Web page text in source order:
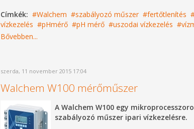
Címkék: Walchem szabályozó műszer fertőtlenítés
vízkezelés
pHmérő pH mérő uszodai vízkezelés
Bővebben...
szerda, 11 november 2015 17:04
Walchem W100 mérőműszer
A Walchem W100 egy
szabályozó műszer ipari vízkezelésre.